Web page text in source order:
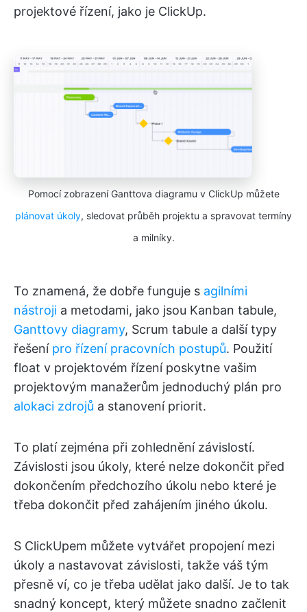
projektové řízení, jako je ClickUp.
Pomocí zobrazení Ganttova diagramu v ClickUp můžete
plánovat úkoly, sledovat průběh projektu a spravovat termíny
a milníky.
To znamená, že dobře funguje s agilními
nástroji a metodami, jako jsou Kanban tabule,
Ganttovy diagramy, Scrum tabule a další typy
řešení pro řízení pracovních postupů. Použití
float v projektovém řízení poskytne vašim
projektovým manažerům jednoduchý plán pro
alokaci zdrojů a stanovení priorit.
To platí zejména při zohlednění závislostí.
Závislosti jsou úkoly, které nelze dokončit před
dokončením předchozího úkolu nebo které je
třeba dokončit před zahájením jiného úkolu.
S ClickUpem můžete vytvářet propojení mezi
úkoly a nastavovat závislosti, takže váš tým
přesně ví, co je třeba udělat jako další. Je to tak
snadný koncept, který můžete snadno začlenit